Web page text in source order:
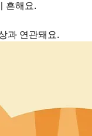
흔해요.
과 연관돼요.